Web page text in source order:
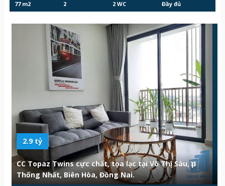
77 m2
2
2 WC
Đầy đủ
2.9 tỷ
CC Topaz Twins cực chất, tọa lạc tại Võ Thị Sáu, p
Thống Nhất, Biên Hòa, Đồng Nai.